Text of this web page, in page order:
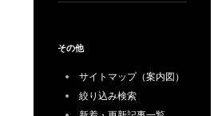
その他
サイトマップ（案内図）
絞り込み検索